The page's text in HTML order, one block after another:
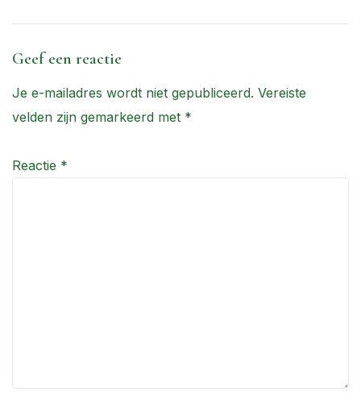
Geef een reactie
Je e-mailadres wordt niet gepubliceerd. Vereiste
velden zijn gemarkeerd met *
Reactie *